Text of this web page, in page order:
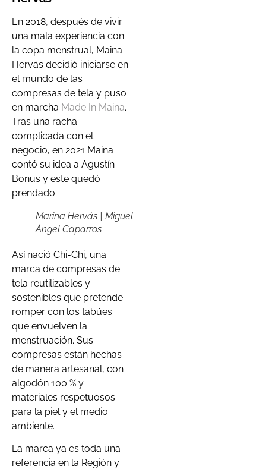
En 2018, después de vivir
una mala experiencia con
la copa menstrual, Maina
Hervás decidió iniciarse en
el mundo de las
compresas de tela y puso
en marcha Made In Maina.
Tras una racha
complicada con el
negocio, en 2021 Maina
contó su idea a Agustín
Bonus y este quedó
prendado.
Marina Hervás | Miguel
Ángel Caparros
Así nació Chi-Chi, una
marca de compresas de
tela reutilizables y
sostenibles que pretende
romper con los tabúes
que envuelven la
menstruación. Sus
compresas están hechas
de manera artesanal, con
algodón 100 % y
materiales respetuosos
para la piel y el medio
ambiente.
La marca ya es toda una
referencia en la Región y